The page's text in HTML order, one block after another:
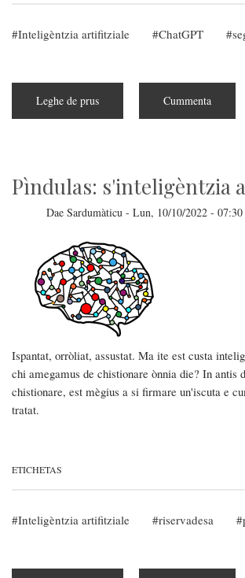
Inteligèntzia artifitziale ChatGPT
Leghe de prus
"Iscenàriu
blocare
s'isvilupu
de
s'IA
Cummenta
Pìndulas: s'inteligèntzia
Dae Sardumàticu - Lun, 10/10/2022 - 07:30
Ispantat, orròliat, assustat. Ma ite est custa
chi amegamus de chistionare ònnia die? In antis
chistionare, est mègius a si firmare un'iscuta e
tratat.
ETICHETAS
Inteligèntzia artifitziale riservadesa